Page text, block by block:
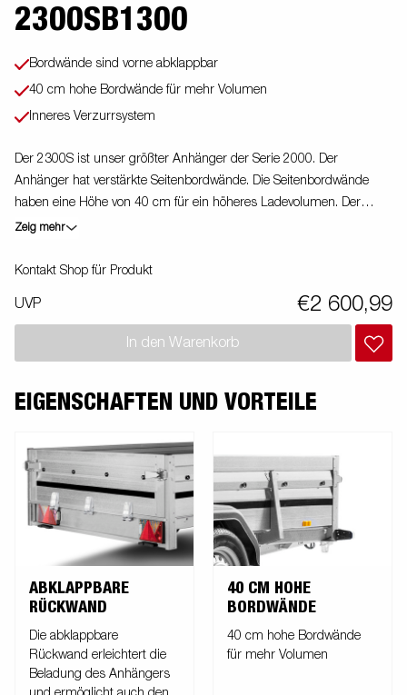
2300SB1300
Bordwände sind vorne abklappbar
40 cm hohe Bordwände für mehr Volumen
Inneres Verzurrsystem
Der 2300S ist unser größter Anhänger der Serie 2000. Der
Anhänger hat verstärkte Seitenbordwände. Die Seitenbordwände
haben eine Höhe von 40 cm für ein höheres Ladevolumen. Der
Anhänger ist leicht zu beladen und hat eine klappbare Vorder- und
mit innenliegenden Zurrösen für eine sichere Verladung der Ware
Zubehörprogramm für unsere Anhänger an. Die Bilder dienen der
Illustration und können optionale Ausstattungen enthalten
Zeig mehr
Kontakt Shop für Produkt
UVP €2 600,99
In den Warenkorb
EIGENSCHAFTEN UND VORTEILE
ABKLAPPBARE
RÜCKWAND
Die abklappbare
Rückwand erleichtert die
Beladung des Anhängers
40 CM HOHE
BORDWÄNDE
40 cm hohe Bordwände
für mehr Volumen